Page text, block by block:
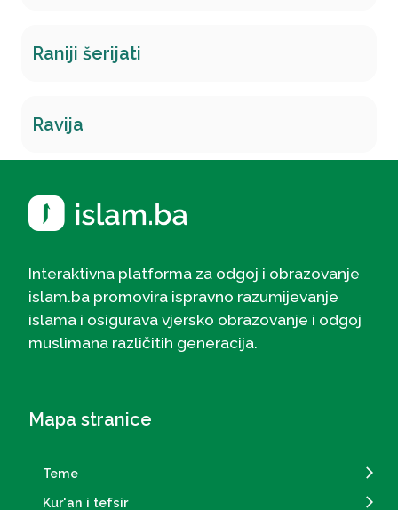
Raniji šerijati
Ravija
Interaktivna platforma za odgoj i obrazovanje
islam.ba promovira ispravno razumijevanje
islama i osigurava vjersko obrazovanje i odgoj
muslimana različitih generacija.
Mapa stranice
Teme
Kur'an i tefsir